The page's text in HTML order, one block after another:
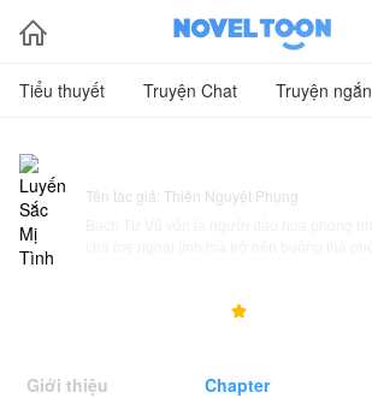

Tiểu thuyết Truyện Chat Truyện ngắn
Tên tác giả: Thiên Nguyệt Phụng
khắc tinh trói buộc đời anh.

Giới thiệu Chapter